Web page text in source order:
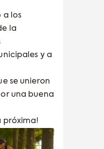
a los
la
y a
se unieron
una buena
próxima!